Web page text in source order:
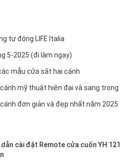
tự động LIFE Italia
5-2025 (đi làm ngay)
mẫu cửa sắt hai cánh
mỹ thuật hiện đại và sang trọng
đơn giản và đẹp nhất năm 2025
cài đặt Remote cửa cuốn YH 121